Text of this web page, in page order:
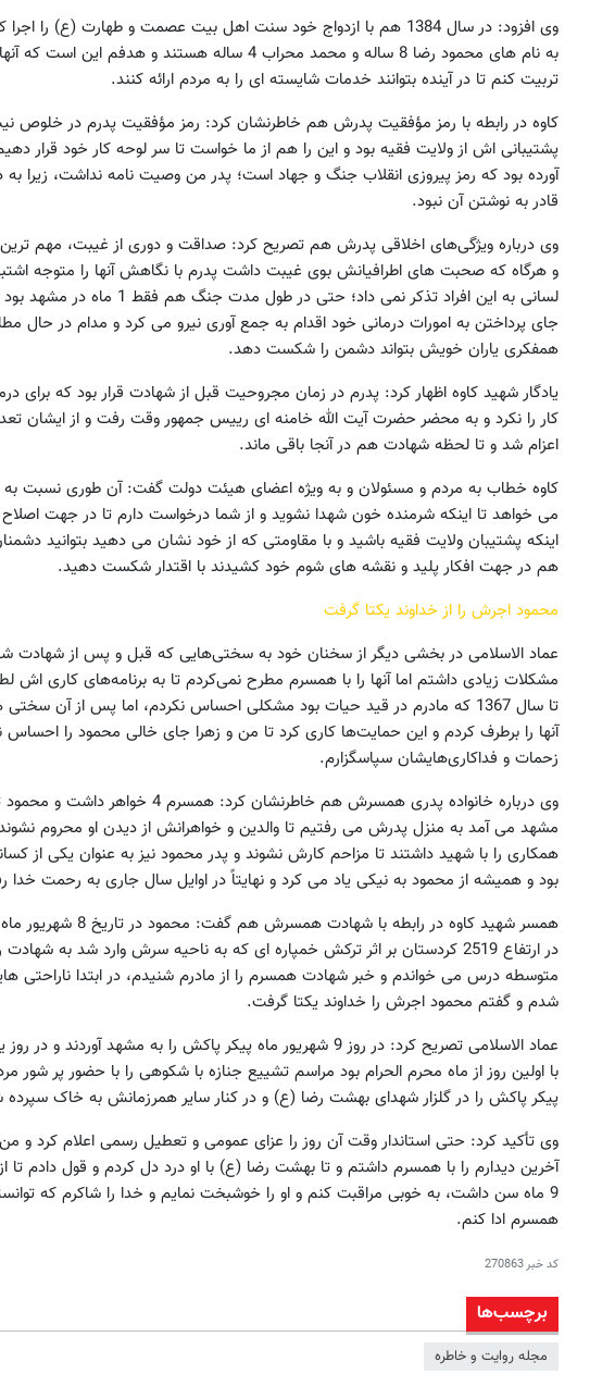
به نام های محمود رضا 8 ساله و محمد محراب 4 ساله هستند و
تربیت کنم تا در آینده بتوانند خدمات شایسته ای را به مردم ارائه کنند.
کاوه در رابطه با رمز مؤفقیت پدرش هم خاطرنشان کرد: رمز مؤفقیت پدرم در خلوص
پشتیبانی اش از ولایت فقیه بود و این را هم از ما خواست تا سر لوحه کار خود
آورده بود که رمز پیروزی انقلاب جنگ و جهاد است؛ پدر من وصیت نامه نداشت،
قادر به نوشتن آن نبود.
وی درباره ویژگی‌های اخلاقی پدرش هم تصریح کرد: صداقت و دوری از غیبت، مهم
و هرگاه که صحبت های اطرافیانش بوی غیبت داشت پدرم با نگاهش آنها را متوجه
لسانی به این افراد تذکر نمی داد؛ حتی
جای پرداختن به امورات درمانی خود اقدام به جمع آوری نیرو می کرد و مدام در حال
همفکری یاران خویش بتواند دشمن را شکست دهد.
یادگار شهید کاوه اظهار کرد: پدرم در زمان مجروحیت قبل از شهادت قرار بود که برای
کار را نکرد و به محضر حضرت آیت الله خامنه ای رییس جمهور وقت رفت و از ایشان
اعزام شد و تا لحظه شهادت هم در آنجا باقی ماند.
کاوه خطاب به مردم و مسئولان و به ویژه اعضای هیئت دولت گفت: آن طوری نسبت
می خواهد تا اینکه شرمنده خون شهدا نشوید و از شما درخواست دارم تا در جهت
اینکه پشتیبان ولایت فقیه باشید و با مقاومتی که از خود نشان می دهید بتوانید
هم در جهت افکار پلید و نقشه های شوم خود کشیدند با اقتدار شکست دهید.
محمود اجرش را از خداوند یکتا گرفت
عماد الاسلامی در بخشی دیگر از سخنان خود به سختی‌هایی که قبل و پس از شهادت
مشکلات زیادی داشتم اما آنها را با همسرم مطرح نمی‌کردم تا به برنامه‌های کاری
تا سال 1367 که مادرم در قید حیات بود مشکلی احساس نکردم، اما پس از آن
آنها را برطرف کردم و این حمایت‌ها کاری کرد تا من و زهرا جای خالی محمود را احساس
زحمات و فداکاری‌هایشان سپاسگزارم.
وی درباره خانواده پدری همسرش هم
مشهد می آمد به منزل پدرش می رفتیم تا والدین و خواهرانش از دیدن او محروم
همکاری را با شهید داشتند تا مزاحم کارش نشوند و پدر محمود نیز به عنوان یکی از
بود و همیشه از محمود به نیکی یاد می کرد و نهایتاً در اوایل سال جاری به رحمت خدا
در ارتفاع 2519 کردستان بر اثر ترکش خمپاره ای که به ناحیه سرش وارد شد به
متوسطه درس می خواندم و خبر شهادت همسرم را از مادرم شنیدم، در ابتدا ناراحتی
شدم و گفتم محمود اجرش را خداوند یکتا گرفت.
عماد الاسلامی تصریح کرد: در روز 9 شهریور ماه پیکر پاکش را به
با اولین روز از ماه محرم الحرام بود مراسم تشییع جنازه با شکوهی را با حضور پر شور
پیکر پاکش را در گلزار شهدای بهشت رضا (ع) و در کنار سایر همرزمانش به خاک
وی تأکید کرد: حتی استاندار وقت آن روز را عزای عمومی و تعطیل رسمی اعلام کرد و
9 ماه سن داشت، به خوبی مراقبت کنم و او را خوشبخت نمایم و خدا را شاکرم که
همسرم ادا کنم.
کد خبر270863
برچسب‌ها
مجله روایت و خاطره